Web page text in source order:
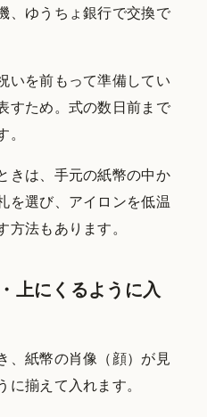
、ゆうちょ銀行で交換で
いを前もって準備してい
すため。式の数日前まで
。
きは、手元の紙幣の中か
を選び、アイロンを低温
方法もあります。
上にくるように入
、紙幣の肖像（顔）が見
に揃えて入れます。